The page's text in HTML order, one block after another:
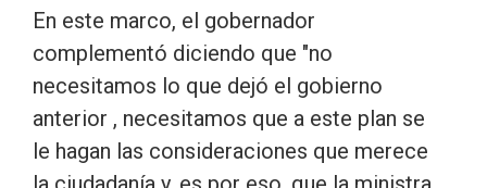
En este marco, el gobernador
complementó diciendo que "no
necesitamos lo que dejó el gobierno
anterior , necesitamos que a este plan se
le hagan las consideraciones que merece